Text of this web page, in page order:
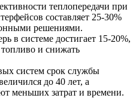
теплопередачи при
составляет 25-30%
решениями.
в системе достигает 15-20%,
топливо и снижать
систем срок службы
до 40 лет, а
меньших затрат и времени.